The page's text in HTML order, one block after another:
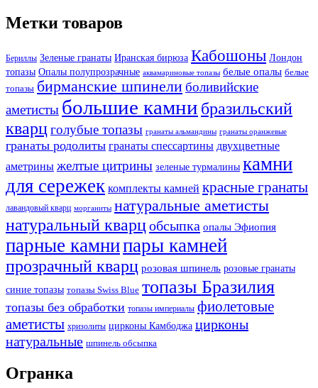
Метки товаров
Бериллы Зеленые гранаты Иранская бирюза Кабошоны Лондон
топазы Опалы полупрозрачные аквамариновые топазы белые опалы белые
топазы бирманские шпинелиболивийские
аметисты большие камни бразильский
кварцголубые топазы гранаты альмандины гранаты оранжевые
гранаты родолиты гранаты спессартины двухцветные
аметрины желтые цитрины зеленые турмалины камни
для сережек комплекты камней красные гранаты
лавандовый кварц морганиты натуральные аметисты
натуральный кварцобсыпка опалы Эфиопия
парные камнипары камней
прозрачный кварц розовая шпинель розовые гранаты
синие топазы топазы Swiss Blue топазы Бразилия
топазы без обработки топазы империалы фиолетовые
аметисты хризолиты цирконы Камбоджа цирконы
натуральные шпинель обсыпка
Огранка